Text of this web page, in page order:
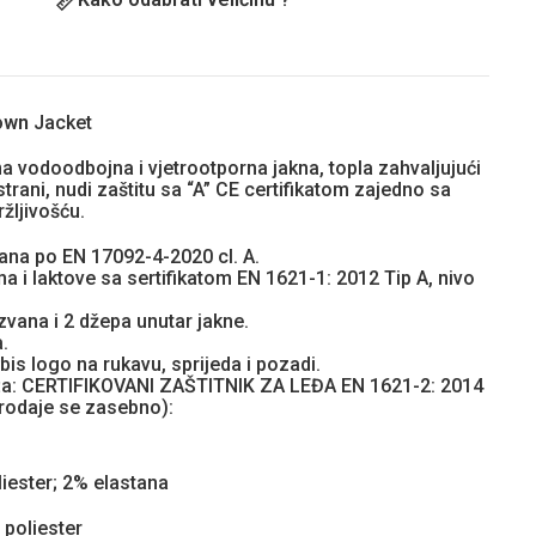
Jacket
vodoodbojna i vjetrootporna jakna, topla zahvaljujući
nudi zaštitu sa “A” CE certifikatom zajedno sa
po EN 17092-4-2020 cl. A.
i laktove sa sertifikatom EN 1621-1: 2012 Tip A, nivo
i 2 džepa unutar jakne.
logo na rukavu, sprijeda i pozadi.
CERTIFIKOVANI ZAŠTITNIK ZA LEĐA EN 1621-2: 2014
se zasebno):
2% elastana
poliester